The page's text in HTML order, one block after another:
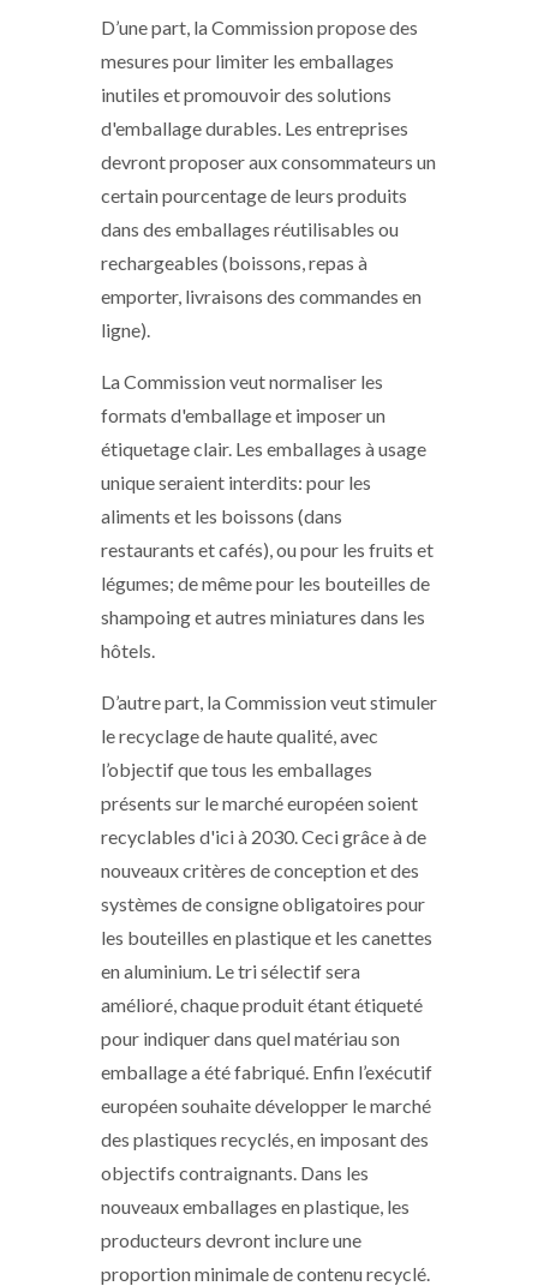
D’une part, la Commission propose des
mesures pour limiter les emballages
inutiles et promouvoir des solutions
d'emballage durables. Les entreprises
devront proposer aux consommateurs un
certain pourcentage de leurs produits
dans des emballages réutilisables ou
rechargeables (boissons, repas à
emporter, livraisons des commandes en
ligne).
La Commission veut normaliser les
formats d'emballage et imposer un
étiquetage clair. Les emballages à usage
unique seraient interdits: pour les
aliments et les boissons (dans
restaurants et cafés), ou pour les fruits et
légumes; de même pour les bouteilles de
shampoing et autres miniatures dans les
hôtels.
D’autre part, la Commission veut stimuler
le recyclage de haute qualité, avec
l’objectif que tous les emballages
présents sur le marché européen soient
recyclables d'ici à 2030. Ceci grâce à de
nouveaux critères de conception et des
systèmes de consigne obligatoires pour
les bouteilles en plastique et les canettes
en aluminium. Le tri sélectif sera
amélioré, chaque produit étant étiqueté
pour indiquer dans quel matériau son
emballage a été fabriqué. Enfin l’exécutif
européen souhaite développer le marché
des plastiques recyclés, en imposant des
objectifs contraignants. Dans les
nouveaux emballages en plastique, les
producteurs devront inclure une
proportion minimale de contenu recyclé.